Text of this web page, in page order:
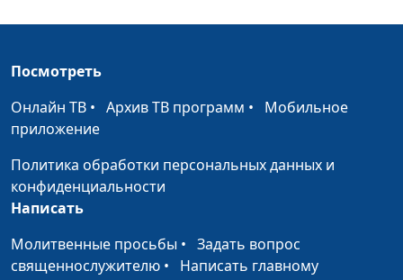
Посмотреть
Онлайн ТВ • Архив ТВ программ • Мобильное
приложение
Политика обработки персональных данных и
конфиденциальности
Написать
Молитвенные просьбы • Задать вопрос
священнослужителю • Написать главному